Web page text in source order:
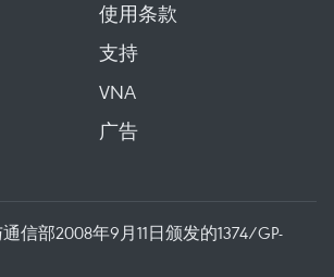
使用条款
支持
VNA
广告
信部2008年9月11日颁发的1374/GP-